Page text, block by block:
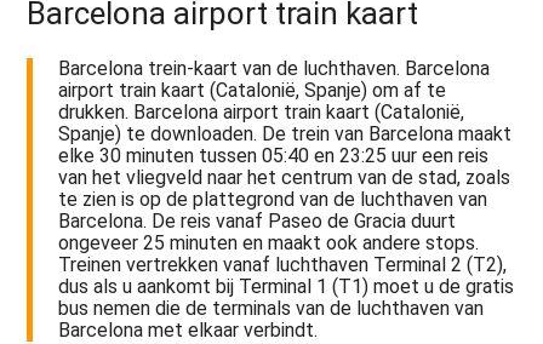
Barcelona airport train kaart
Barcelona trein-kaart van de luchthaven. Barcelona
airport train kaart (Catalonië, Spanje) om af te
drukken. Barcelona airport train kaart (Catalonië,
Spanje) te downloaden. De trein van Barcelona maakt
elke 30 minuten tussen 05:40 en 23:25 uur een reis
van het vliegveld naar het centrum van de stad, zoals
te zien is op de plattegrond van de luchthaven van
Barcelona. De reis vanaf Paseo de Gracia duurt
ongeveer 25 minuten en maakt ook andere stops.
Treinen vertrekken vanaf luchthaven Terminal 2 (T2),
dus als u aankomt bij Terminal 1 (T1) moet u de gratis
bus nemen die de terminals van de luchthaven van
Barcelona met elkaar verbindt.